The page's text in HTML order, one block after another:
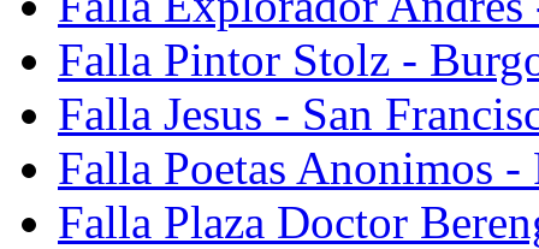
Falla Pintor Stolz -
Falla Jesus - San
Falla Poetas Anonimos
Falla Plaza Doctor